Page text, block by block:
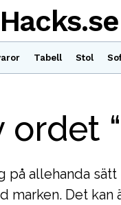
Tabell Stol
allehanda sätt
Det kan